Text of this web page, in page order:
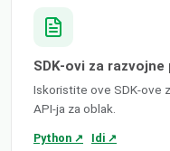
SDK-ovi za
Iskoristite ove SDK-ove
API-ja za oblak.
Python ↗ Idi ↗